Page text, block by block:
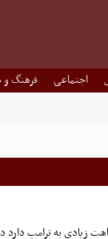
اجتماعی فرهنگ و
زیادی به ترامپ